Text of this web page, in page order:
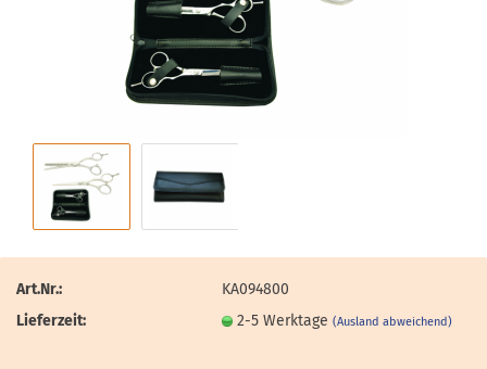
Art.Nr.:
KA094800
Lieferzeit:
2-5 Werktage(Ausland abweichend)